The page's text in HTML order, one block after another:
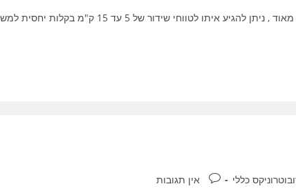
משדר לורה \ משדר לורה וואן - הינו משדר למרחקים גדולים מאוד , ניתן להגיע איתו לטווחי שידור של 5 עד 15
כללי תגובות:אין תגובות